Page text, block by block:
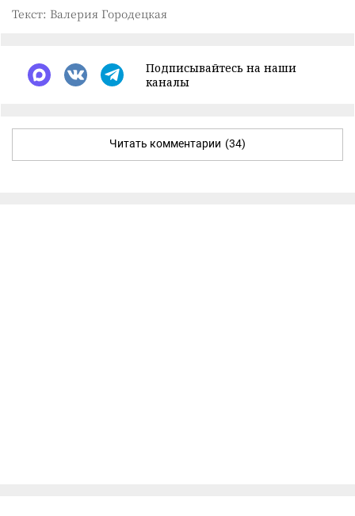
Текст: Валерия Городецкая
Подписывайтесь на наши
каналы
Читать комментарии (34)